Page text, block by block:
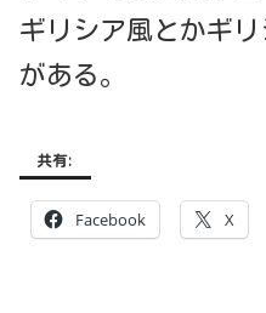
ギリシア風とかギ
がある。
共有:
Facebook X